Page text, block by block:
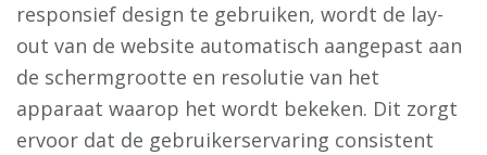
responsief design te gebruiken, wordt de lay-
out van de website automatisch aangepast aan
de schermgrootte en resolutie van het
apparaat waarop het wordt bekeken. Dit zorgt
ervoor dat de gebruikerservaring consistent